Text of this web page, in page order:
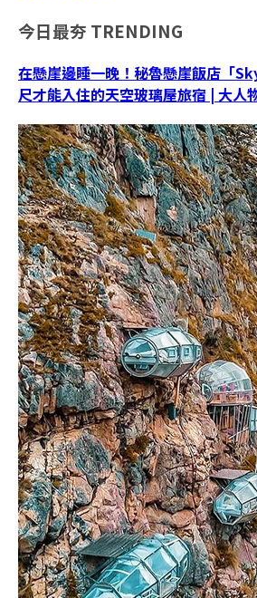
今日最夯 TRENDING
在懸崖邊睡一晚！秘魯懸崖飯店「
尺才能入住的天空玻璃屋旅宿 | 大人